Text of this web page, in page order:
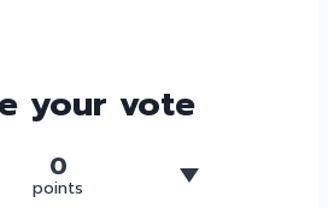
your vote
0
points